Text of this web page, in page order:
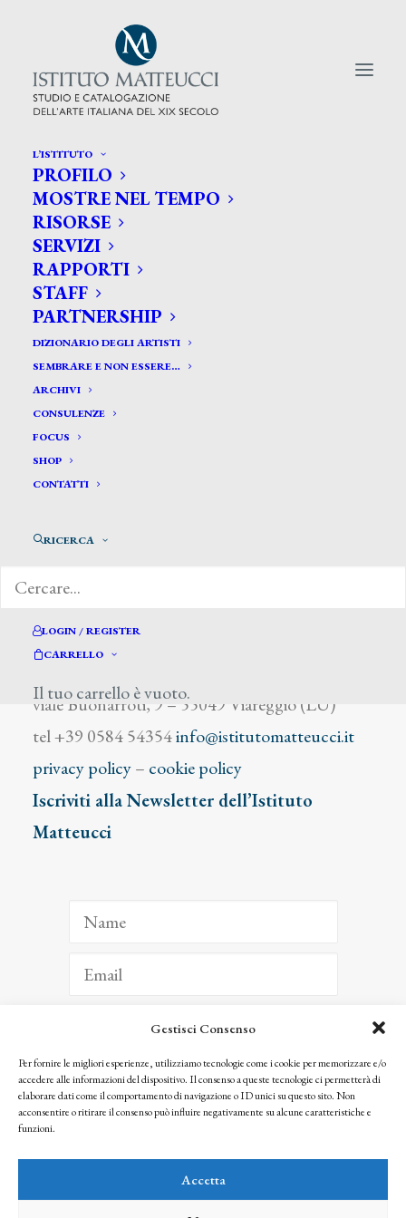
Gestisci Consenso
Per fornire le migliori esperienze, utilizziamo tecnologie come i cookie per memorizzare e/o
accedere alle informazioni del dispositivo. Il consenso a queste tecnologie ci permetterà di
elaborare dati come il comportamento di navigazione o ID unici su questo sito. Non
acconsentire o ritirare il consenso può influire negativamente su alcune caratteristiche e
funzioni.
Accetta
L’ISTITUTO
PROFILO
MOSTRE NEL TEMPO
RISORSE
SERVIZI
RAPPORTI
STAFF
PARTNERSHIP
DIZIONARIO DEGLI ARTISTI
SEMBRARE E NON ESSERE…
ARCHIVI
CONSULENZE
FOCUS
SHOP
CONTATTI
RICERCA
LOGIN / REGISTER
CARRELLO
Il tuo carrello è vuoto.
CERCA TRA GLI ARTISTI:
Search
for:
Lorenzini Ponziano
viale Buonarroti, 9 – 55049 Viareggio (LU)
tel +39 0584 54354info@istitutomatteucci.it
privacy policy– cookie policy
Iscriviti alla Newsletter dell’Istituto
Matteucci
ISCRIVITI
Facendo clic per iscriverti, riconosci che le tue informazioni saranno trattate
seguendo la nostra Privacy Policy
© 2025 Istituto Matteucci. All right reserved
l’autorizzazione scritta dei proprietari dei diritti e dell’Istituto Matteucci